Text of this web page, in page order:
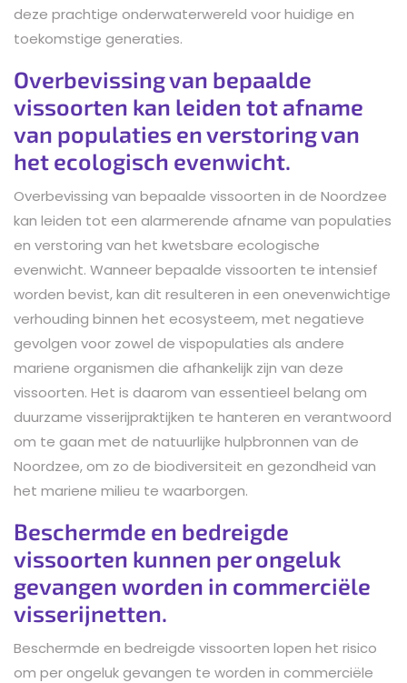
deze prachtige onderwaterwereld voor huidige en
toekomstige generaties.
Overbevissing van bepaalde
vissoorten kan leiden tot afname
van populaties en verstoring van
het ecologisch evenwicht.
Overbevissing van bepaalde vissoorten in de Noordzee
kan leiden tot een alarmerende afname van populaties
en verstoring van het kwetsbare ecologische
evenwicht. Wanneer bepaalde vissoorten te intensief
worden bevist, kan dit resulteren in een onevenwichtige
verhouding binnen het ecosysteem, met negatieve
gevolgen voor zowel de vispopulaties als andere
mariene organismen die afhankelijk zijn van deze
vissoorten. Het is daarom van essentieel belang om
duurzame visserijpraktijken te hanteren en verantwoord
om te gaan met de natuurlijke hulpbronnen van de
Noordzee, om zo de biodiversiteit en gezondheid van
het mariene milieu te waarborgen.
Beschermde en bedreigde
vissoorten kunnen per ongeluk
gevangen worden in commerciële
visserijnetten.
Beschermde en bedreigde vissoorten lopen het risico
om per ongeluk gevangen te worden in commerciële